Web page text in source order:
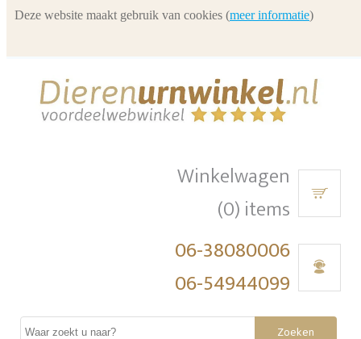
Winkelwagen
(0) items
06-38080006
06-54944099
Zoeken
Deze website maakt gebruik van cookies (meer informatie)